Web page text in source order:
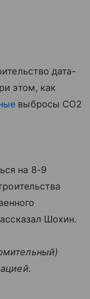
дата-
этом, как
выбросы CO2
на 8-9
Шохин.